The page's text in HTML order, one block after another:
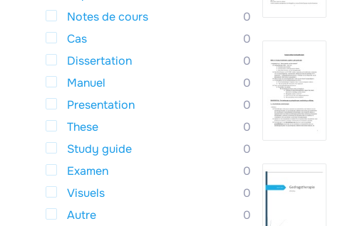
Notes de cours
0
Cas
0
Dissertation
0
Manuel
0
Presentation
0
These
0
Study guide
0
Examen
0
Visuels
0
Autre
0